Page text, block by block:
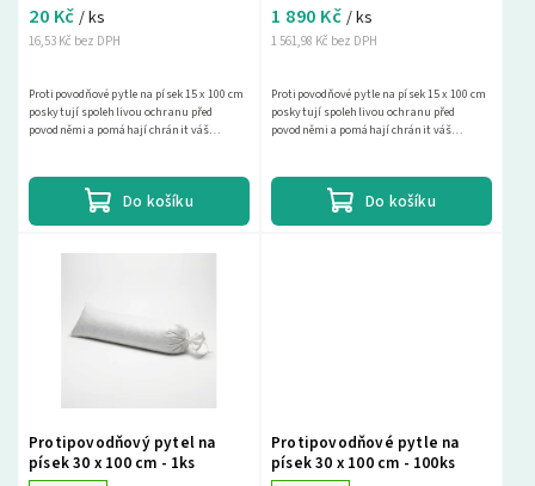
16,53 Kč bez DPH
20 Kč / ks
Do košíku
Protipovodňové pytle na písek 15 x 100 cm
poskytují spolehlivou ochranu před
povodněmi a pomáhají chránit váš
1 561,98 Kč bez DPH
1 890 Kč / ks
Do košíku
Protipovodňové pytle na písek 15 x 100 cm
poskytují spolehlivou ochranu před
povodněmi a pomáhají chránit váš
Protipovodňový pytel na
písek 30 x 100 cm - 1ks
Protipovodňové pytle na
písek 30 x 100 cm - 100ks